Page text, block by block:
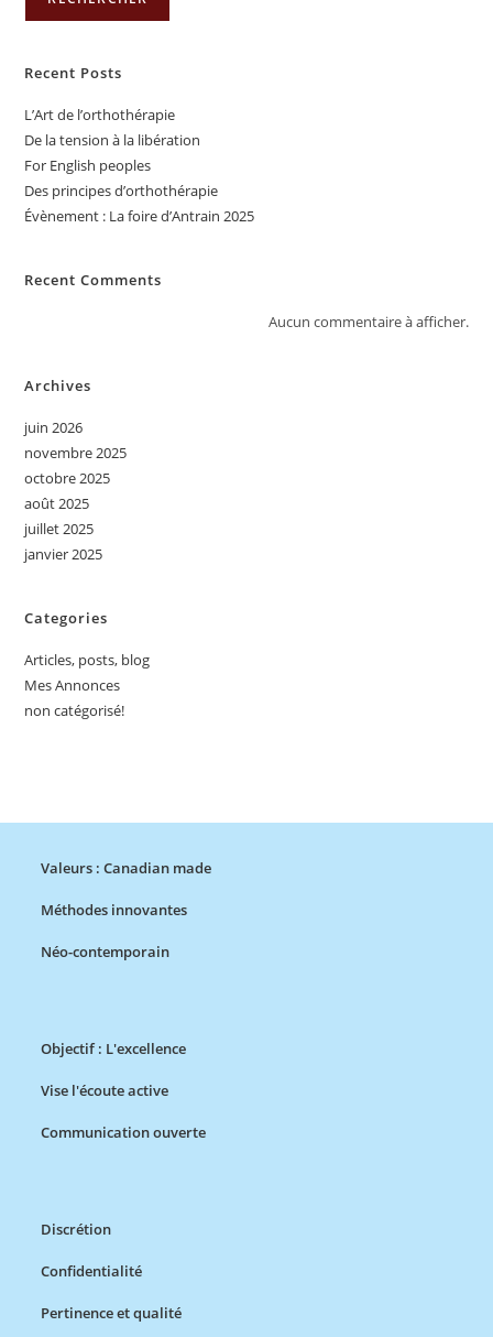
Recent Posts
L’Art de l’orthothérapie
De la tension à la libération
For English peoples
Des principes d’orthothérapie
Évènement : La foire d’Antrain 2025
Recent Comments
Aucun commentaire à afficher.
Archives
juin 2026
novembre 2025
octobre 2025
août 2025
juillet 2025
janvier 2025
Categories
Articles, posts, blog
Mes Annonces
non catégorisé!
Valeurs : Canadian made
Méthodes innovantes
Néo-contemporain
Objectif : L'excellence
Vise l'écoute active
Communication ouverte
Discrétion
Confidentialité
Pertinence et qualité